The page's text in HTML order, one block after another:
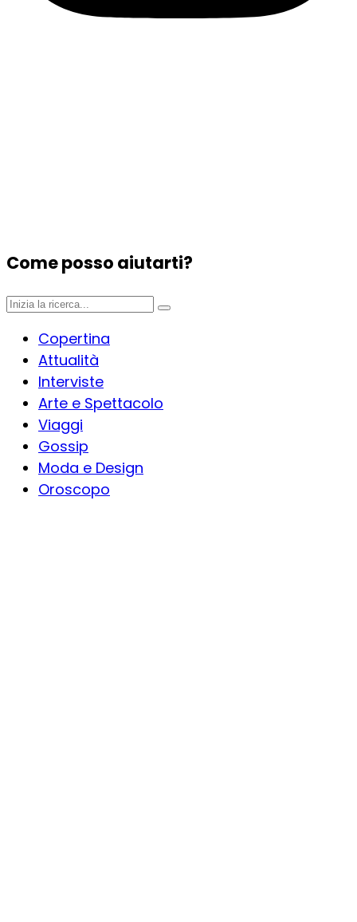
Come posso aiutarti?
Copertina
Attualità
Interviste
Arte e Spettacolo
Viaggi
Gossip
Moda e Design
Oroscopo